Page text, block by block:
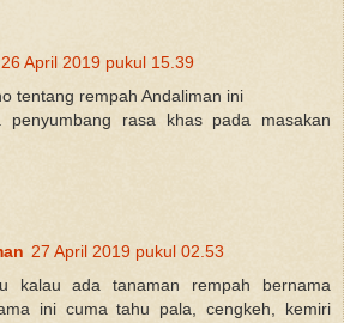
26 April 2019 pukul 15.39
tentang rempah Andaliman ini
penyumbang rasa khas pada masakan
27 April 2019 pukul 02.53
kalau ada tanaman rempah bernama
ini cuma tahu pala, cengkeh, kemiri